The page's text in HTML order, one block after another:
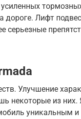
дороге. Лифт
серьезные
Улучшение
некоторые из них.
уникальным